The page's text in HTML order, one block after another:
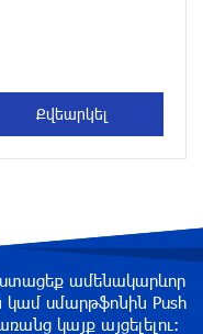
в Армении: Алексей
около одного месяца назад
произошел
ամենակարևոր
կամ սմարթֆոնին Push
կայք այցելելու։